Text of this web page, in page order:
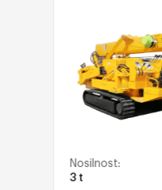
Nosilnost:
3 t